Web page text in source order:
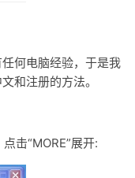
何电脑经验，于是我
和注册的方法。
击“MORE”展开: